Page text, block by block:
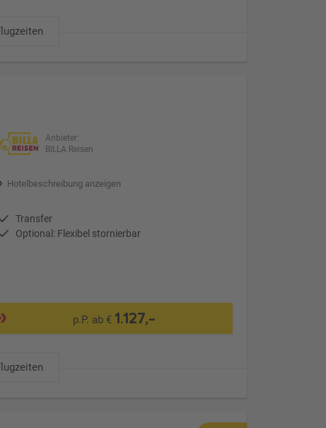
Anbieter:
BILLA Reisen
Hotelbeschreibung anzeigen
Transfer
Optional: Flexibel stornierbar
p.P. ab € 1.127,-